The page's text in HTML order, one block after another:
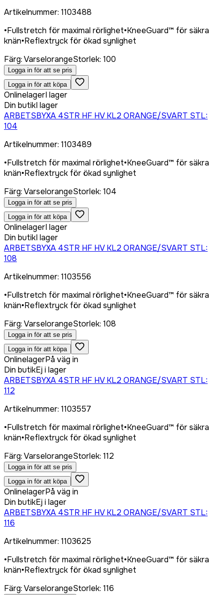
Artikelnummer: 1103488
•Fullstretch för maximal rörlighet•KneeGuard™ för säkra
knän•Reflextryck för ökad synlighet
Färg:VarselorangeStorlek: 100
Logga in för att se pris
Logga in för att köpa
OnlinelagerI lager
Din butikI lager
ARBETSBYXA 4STR HF HV KL2 ORANGE/SVART STL:
104
Artikelnummer: 1103489
•Fullstretch för maximal rörlighet•KneeGuard™ för säkra
knän•Reflextryck för ökad synlighet
Färg:VarselorangeStorlek: 104
Logga in för att se pris
Logga in för att köpa
OnlinelagerI lager
Din butikI lager
ARBETSBYXA 4STR HF HV KL2 ORANGE/SVART STL:
108
Artikelnummer: 1103556
•Fullstretch för maximal rörlighet•KneeGuard™ för säkra
knän•Reflextryck för ökad synlighet
Färg:VarselorangeStorlek: 108
Logga in för att se pris
Logga in för att köpa
OnlinelagerPå väg in
Din butikEj i lager
ARBETSBYXA 4STR HF HV KL2 ORANGE/SVART STL:
112
Artikelnummer: 1103557
•Fullstretch för maximal rörlighet•KneeGuard™ för säkra
knän•Reflextryck för ökad synlighet
Färg:VarselorangeStorlek: 112
Logga in för att se pris
Logga in för att köpa
OnlinelagerPå väg in
Din butikEj i lager
ARBETSBYXA 4STR HF HV KL2 ORANGE/SVART STL:
116
Artikelnummer: 1103625
•Fullstretch för maximal rörlighet•KneeGuard™ för säkra
knän•Reflextryck för ökad synlighet
Färg:VarselorangeStorlek: 116